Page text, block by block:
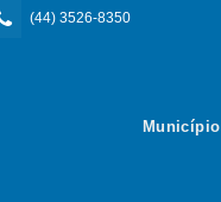
(44) 3526-8350
Município